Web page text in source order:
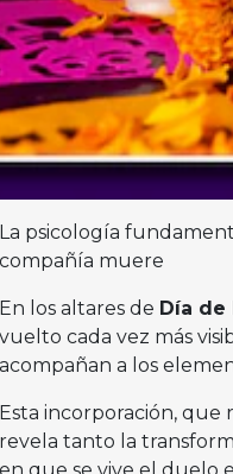
La psicología
compañía muere
En los altares de Día
vuelto cada vez más
acompañan a los
Esta incorporación, que
revela tanto la